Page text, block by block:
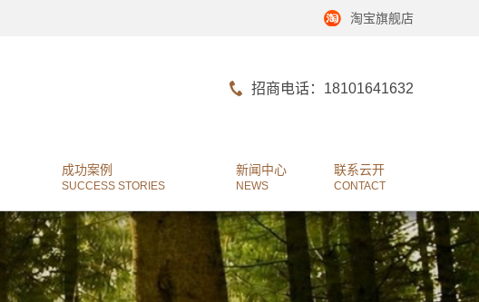
淘宝旗舰店
招商电话：18101641632
成功案例
SUCCESS STORIES
新闻中心
NEWS
联系云开
CONTACT